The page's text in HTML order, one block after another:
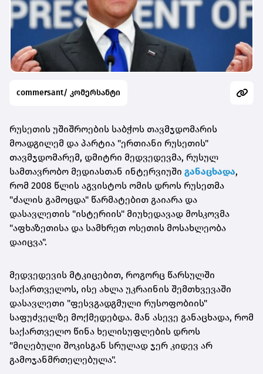
commersant/ კომერსანტი
რუსეთის უშიშროების საბჭოს თავმჯდომარის
მოადგილემ და პარტია "ერთიანი რუსეთის"
თავმჯდომარემ, დმიტრი მედვედევმა, რუსულ
სამთავრობო მედიასთან ინტერვიუში განაცხადა,
რომ 2008 წლის აგვისტოს ომის დროს რუსეთმა
"ძალის გამოცდა" წარმატებით გაიარა და
დასავლეთის "ისტერიის" მიუხედავად მოსკოვმა
"აფხაზეთისა და სამხრეთ ოსეთის მოსახლეობა
დაიცვა".
მედვედევის მტკიცებით, როგორც წარსულში
საქართველოს, ისე ახლა უკრაინის შემთხვევაში
დასავლეთი "ფესვგადგმული რუსოფობიის"
საფუძველზე მოქმედებდა. მან ასევე განაცხადა, რომ
საქართველო წინა ხელისუფლების დროს
"მიღებული შოკისგან სრულად ჯერ კიდევ არ
გამოჯანმრთელებულა".